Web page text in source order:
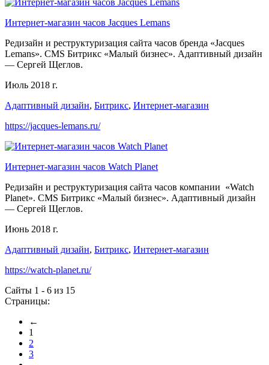
Интернет-магазин часов Jacques Lemans
Редизайн и реструктуризация сайта часов бренда «Jacques
Lemans». CMS Битрикс «Малый бизнес». Адаптивный дизайн
— Сергей Щеглов.
Июль 2018 г.
Адаптивный дизайн, Битрикс, Интернет-магазин
https://jacques-lemans.ru/
Интернет-магазин часов Watch Planet
Редизайн и реструктуризация сайта часов компании «Watch
Planet». CMS Битрикс «Малый бизнес». Адаптивный дизайн
— Сергей Щеглов.
Июнь 2018 г.
Адаптивный дизайн, Битрикс, Интернет-магазин
https://watch-planet.ru/
Сайты 1 - 6 из 15
Страницы:
←
1
2
3